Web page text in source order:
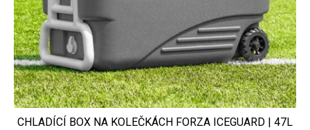
CHLADÍCÍ BOX NA KOLEČKÁCH FORZA ICEGUARD | 47L